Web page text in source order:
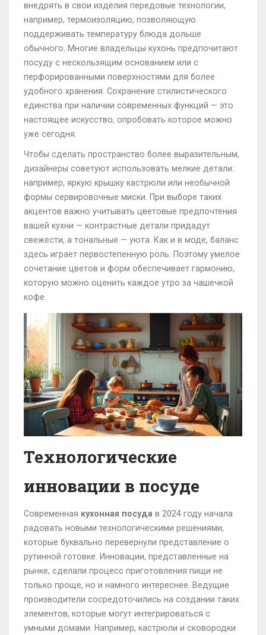
внедрять в свои изделия передовые технологии,
например, термоизоляцию, позволяющую
поддерживать температуру блюда дольше
обычного. Многие владельцы кухонь предпочитают
посуду с нескользящим основанием или с
перфорированными поверхностями для более
удобного хранения. Сохранение стилистического
единства при наличии современных функций — это
настоящее искусство, опробовать которое можно
уже сегодня.
Чтобы сделать пространство более выразительным,
дизайнеры советуют использовать мелкие детали:
например, яркую крышку кастрюли или необычной
формы сервировочные миски. При выборе таких
акцентов важно учитывать цветовые предпочтения
вашей кухни — контрастные детали придадут
свежести, а тональные — уюта. Как и в моде, баланс
здесь играет первостепенную роль. Поэтому умелое
сочетание цветов и форм обеспечивает гармонию,
которую можно оценить каждое утро за чашечкой
кофе.
Технологические
инновации в посуде
Современная кухонная посуда в 2024 году начала
радовать новыми технологическими решениями,
которые буквально перевернули представление о
рутинной готовке. Инновации, представленные на
рынке, сделали процесс приготовления пищи не
только проще, но и намного интереснее. Ведущие
производители сосредоточились на создании таких
элементов, которые могут интегрироваться с
умными домами. Например, кастрюли и сковородки